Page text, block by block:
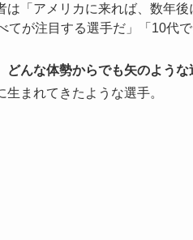
は「アメリカに来れば、数年
てが注目する選手だ」「10代
どんな体勢からでも矢のような
まれてきたような選手。